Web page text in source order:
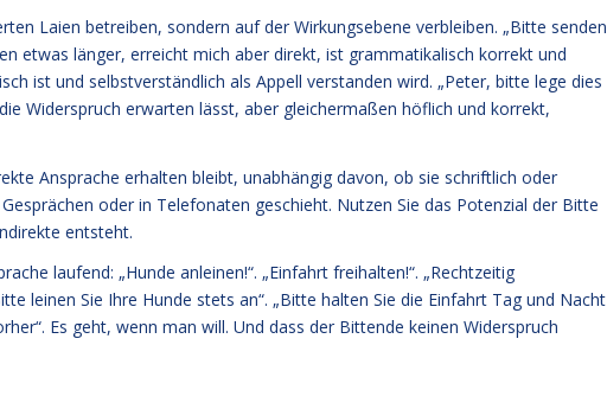
Laien betreiben, sondern auf der Wirkungsebene verbleiben. „Bitte senden
etwas länger, erreicht mich aber direkt, ist grammatikalisch korrekt und
ist und selbstverständlich als Appell verstanden wird. „Peter, bitte lege dies
Widerspruch erwarten lässt, aber gleichermaßen höflich und korrekt,
Ansprache erhalten bleibt, unabhängig davon, ob sie schriftlich oder
oder in Telefonaten geschieht. Nutzen Sie das Potenzial der Bitte
entsteht.
laufend: „Hunde anleinen!“. „Einfahrt freihalten!“. „Rechtzeitig
leinen Sie Ihre Hunde stets an“. „Bitte halten Sie die Einfahrt Tag und Nacht
Es geht, wenn man will. Und dass der Bittende keinen Widerspruch